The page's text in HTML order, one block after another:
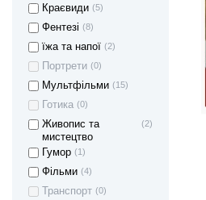
Краєвиди (5)
Фентезі (8)
їжа та напої (2)
Портрети (0)
Мультфільми (15)
Готика (0)
Живопис та
мистецтво
(2)
Гумор (1)
Фільми (4)
Транспорт (0)